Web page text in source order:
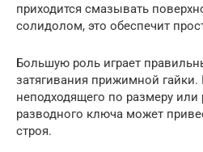
приходится смазывать
солидолом, это обеспечит
Большую роль играет
затягивания прижимной
неподходящего по размеру или
разводного ключа может
строя.